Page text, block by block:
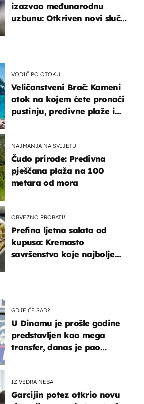
izazvao međunarodnu
uzbunu: Otkriven novi slučaj
GDJE ĆE SAD?
U Dinamu je prošle godine
predstavljen kao mega
transfer, danas je pao
IZ VEDRA NEBA
Garcijin potez otkrio novu
VODIČ PO OTOKU
Veličanstveni Brač: Kameni
otok na kojem ćete pronaći
pustinju, predivne plaže i
NAJMANJA NA SVIJETU
Čudo prirode: Predivna
pješčana plaža na 100
metara od mora
OBVEZNO PROBATI!
Prefina ljetna salata od
kupusa: Kremasto
savršenstvo koje najbolje